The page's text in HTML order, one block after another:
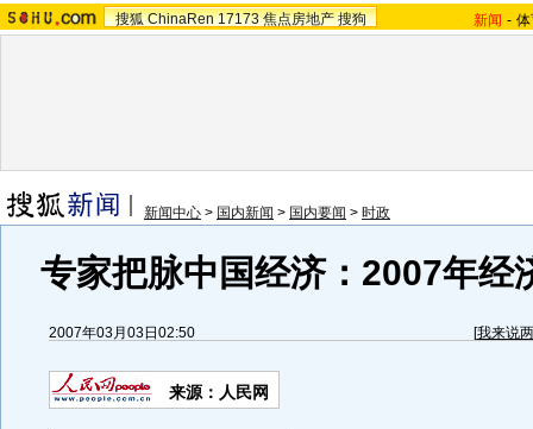
搜狐 ChinaRen 17173 焦点房地产 搜狗 新闻 -
新闻中心 > 国内新闻 > 国内要闻 > 时政
专家把脉中国经济：2007年经
2007年03月03日02:50 [我来说
来源：人民网